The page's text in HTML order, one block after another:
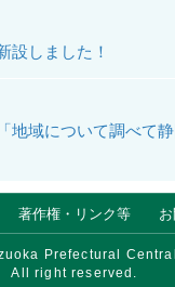
設しました！
地域について調べて
著作権・リンク等
Prefectural
All right reserved.